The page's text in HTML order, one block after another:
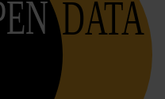
DATA